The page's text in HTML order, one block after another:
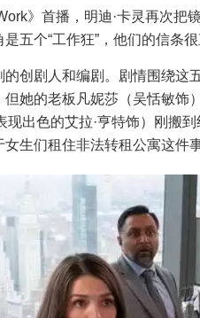
》首播，明迪·卡灵再次把
五个“工作狂”，他们的信条
的创剧人和编剧。剧情围绕这
她的老板凡妮莎（吴恬敏饰
出色的艾拉·亨特饰）刚搬
生们租住非法转租公寓这件